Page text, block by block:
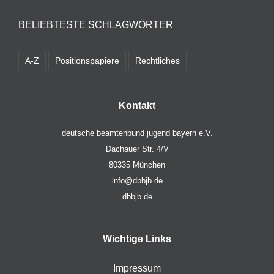
BELIEBTESTE SCHLAGWÖRTER
A-Z Positionspapiere Rechtliches
Kontakt
deutsche beamtenbund jugend bayern e.V.
Dachauer Str. 4/V
80335 München
info@dbbjb.de
dbbjb.de
Wichtige Links
Impressum